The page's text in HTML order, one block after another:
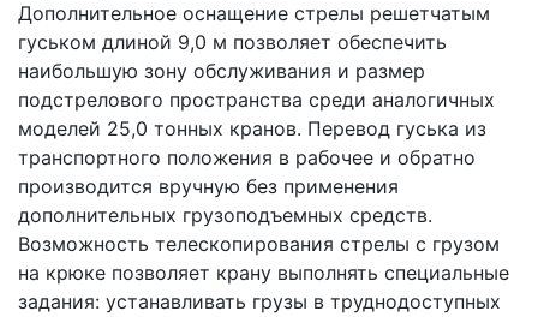
Дополнительное оснащение стрелы решетчатым
гуськом длиной 9,0 м позволяет обеспечить
наибольшую зону обслуживания и размер
подстрелового пространства среди аналогичных
моделей 25,0 тонных кранов. Перевод гуська из
транспортного положения в рабочее и обратно
производится вручную без применения
дополнительных грузоподъемных средств.
Возможность телескопирования стрелы с грузом
на крюке позволяет крану выполнять специальные
задания: устанавливать грузы в труднодоступных